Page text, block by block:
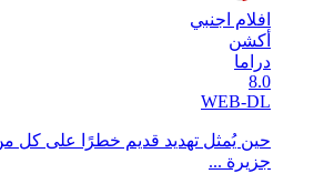
افلام اجنبي
أكشن
دراما
8.0
WEB-DL
حين يُمثل تهديد قديم خطرًا على كل من
جزيرة ...